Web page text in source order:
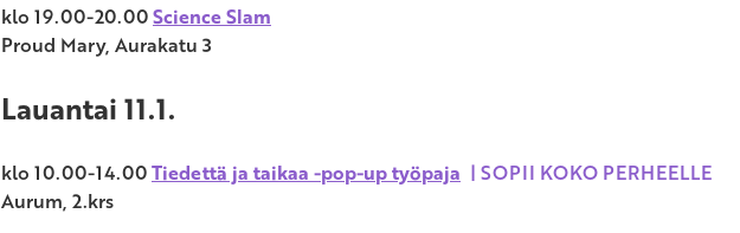
klo 19.00-20.00Science Slam
Proud Mary, Aurakatu 3
Lauantai 11.1.
klo 10.00-14.00Tiedettä ja taikaa -pop-up työpaja | SOPII KOKO PERHEELLE
Aurum, 2.krs